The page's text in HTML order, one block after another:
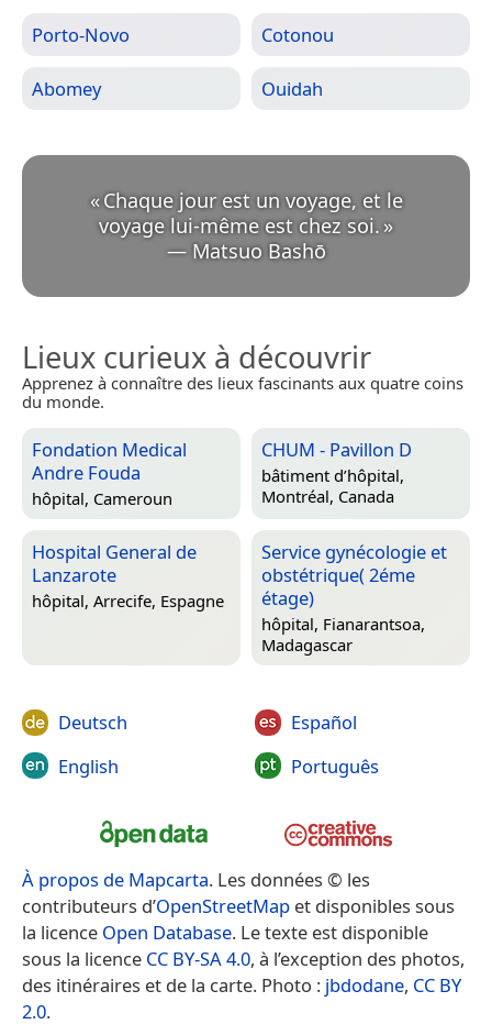
Porto-Novo Cotonou
Abomey Ouidah
«Chaque jour est un voyage, et le
voyage lui-même est chez soi.
— Matsuo Bashō
Lieux curieux à découvrir
Apprenez à connaître des lieux fascinants aux quatre coins
du monde.
Fondation Medical
Andre Fouda
hôpital, Cameroun
CHUM - Pavillon D
bâtiment d’hôpital,
Montréal, Canada
Hospital General de
Lanzarote
hôpital, Arrecife, Espagne
Service gynécologie et
obstétrique( 2éme
étage)
hôpital, Fianarantsoa,
Madagascar
Deutsch
English
Español
Português
À propos de Mapcarta. Les données © les
contributeurs d’OpenStreetMap et disponibles sous
la licence Open Database. Le texte est disponible
sous la licence CC BY-SA 4.0, à l’exception des photos,
des itinéraires et de la carte. Photo : jbdodane, CC BY
2.0.